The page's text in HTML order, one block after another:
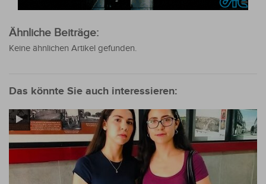
Ähnliche Beiträge:
Keine ähnlichen Artikel gefunden.
Das könnte Sie auch interessieren: